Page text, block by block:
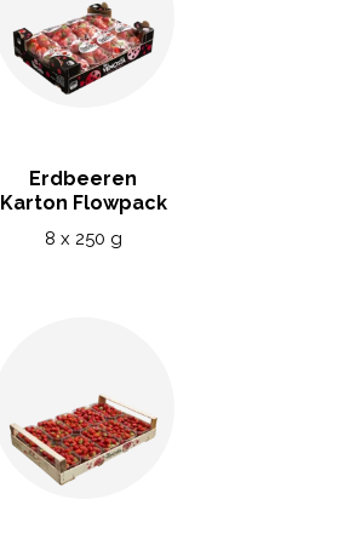
Erdbeeren
Karton Flowpack
8 x 250 g